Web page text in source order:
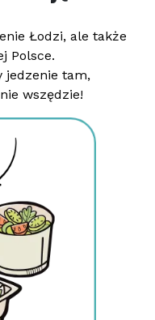
Łodzi, ale także
Polsce.
jedzenie tam,
wszędzie!